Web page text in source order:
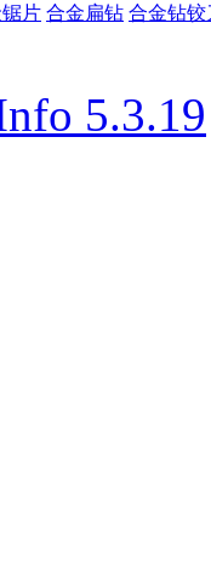
片 合金扁钻 合金钻铰
5.3.19